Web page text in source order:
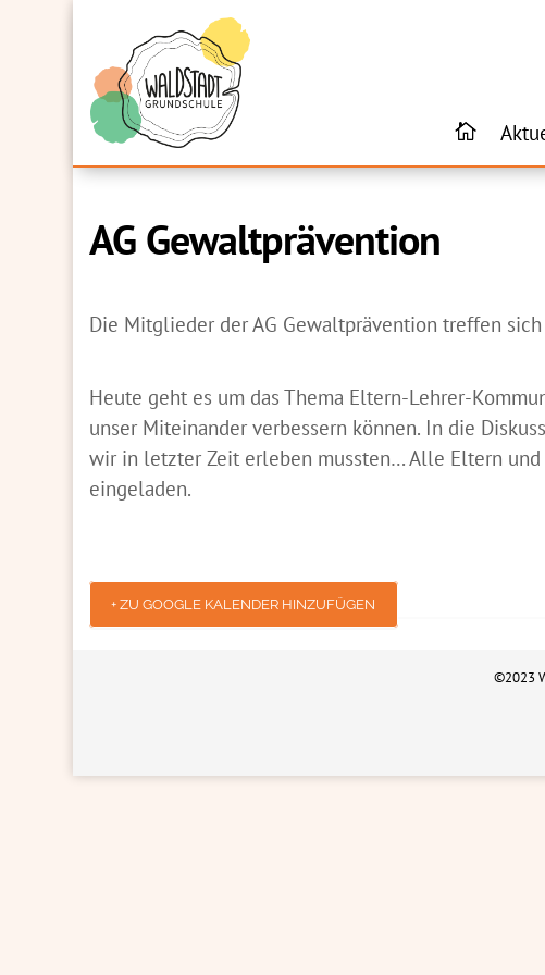
AG Gewaltprävention
Die Mitglieder der AG Gewaltprävention treffen
Heute geht es um das Thema Eltern-Lehrer-
unser Miteinander verbessern können. In die
wir in letzter Zeit erleben mussten… Alle Eltern
eingeladen.
+ ZU GOOGLE KALENDER HINZUFÜGEN
©2023